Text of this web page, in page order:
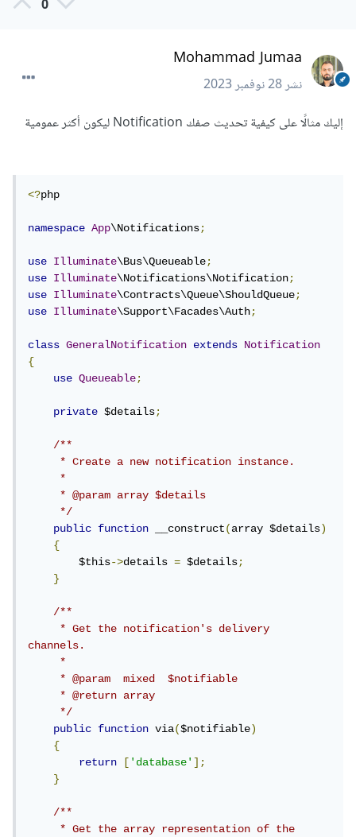
0
Mohammad Jumaa
نشر28 نوفمبر 2023
إليك مثالًا على كيفية تحديث صفك Notification ليكون أكثر عمومية
<?php
namespace App\Notifications;
use Illuminate\Bus\Queueable;
use
Illuminate\Notifications\Notification;
use
Illuminate\Contracts\Queue\ShouldQueue;
use
Illuminate\Support\Facades\Auth;
class GeneralNotification extends
Notification
{
use
Queueable;
private $details;
/**
     * Create a new notification instance.
     *
     * @param array $details
     */
public
function __construct(array $details)
{
        $this
->details = $details;
}
/**
     * Get the notification's delivery
channels.
     *
     * @param  mixed  $notifiable
     * @return array
     */
public
function via($notifiable)
{
return
['database'];
}
/**
     * Get the array representation of the